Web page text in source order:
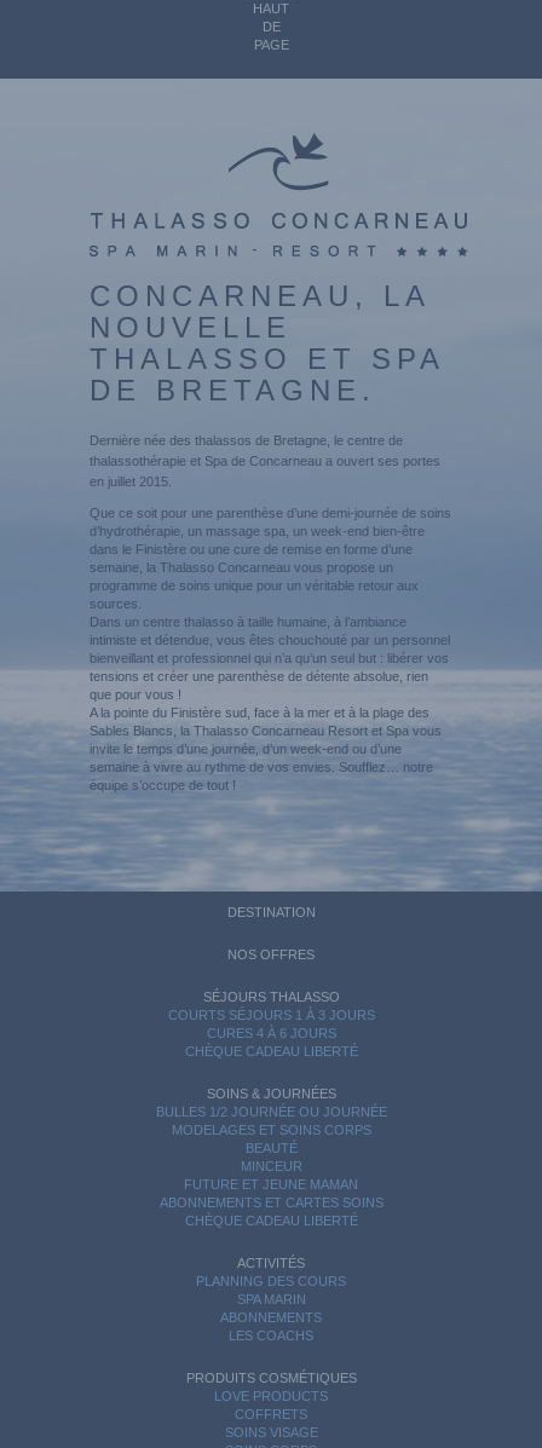
HAUT
DE
PAGE
CONCARNEAU, LA
NOUVELLE
THALASSO ET SPA
DE BRETAGNE.
Dernière née des thalassos de Bretagne, le centre de
thalassothérapie et Spa de Concarneau a ouvert ses portes
en juillet 2015.
Que ce soit pour une parenthèse d’une demi-journée de soins
d’hydrothérapie, un massage spa, un week-end bien-être
dans le Finistère ou une cure de remise en forme d’une
semaine, la Thalasso Concarneau vous propose un
programme de soins unique pour un véritable retour aux
sources.
Dans un centre thalasso à taille humaine, à l’ambiance
intimiste et détendue, vous êtes chouchouté par un personnel
bienveillant et professionnel qui n’a qu’un seul but : libérer vos
tensions et créer une parenthèse de détente absolue, rien
que pour vous !
A la pointe du Finistère sud, face à la mer et à la plage des
Sables Blancs, la Thalasso Concarneau Resort et Spa vous
invite le temps d’une journée, d’un week-end ou d’une
semaine à vivre au rythme de vos envies. Soufflez… notre
équipe s’occupe de tout !
DESTINATION
NOS OFFRES
SÉJOURS THALASSO
COURTS SÉJOURS 1 À 3 JOURS
CURES 4 À 6 JOURS
CHÈQUE CADEAU LIBERTÉ
SOINS & JOURNÉES
BULLES 1/2 JOURNÉE OU JOURNÉE
MODELAGES ET SOINS CORPS
BEAUTÉ
MINCEUR
FUTURE ET JEUNE MAMAN
ABONNEMENTS ET CARTES SOINS
CHÈQUE CADEAU LIBERTÉ
ACTIVITÉS
PLANNING DES COURS
SPA MARIN
ABONNEMENTS
LES COACHS
PRODUITS COSMÉTIQUES
LOVE PRODUCTS
COFFRETS
SOINS VISAGE